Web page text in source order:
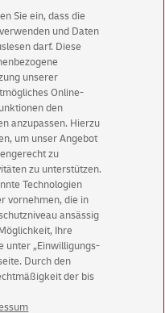
Newsletter
Angebote und
einen5 € Gutschein
einen5 € Gutschein
Deutsche Post AG
Sie ein, dass die
und Daten
darf. Diese
unserer
Online-
den
anzupassen. Hierzu
um unser Angebot
zu
zu unterstützen.
Technologien
vornehmen, die in
ansässig
Ihre
unter „Einwilligungs-
Durch den
der bis